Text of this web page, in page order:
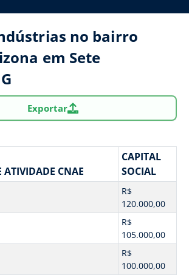
no bairro
em Sete
Exportar
ATIVIDADE CNAE
CAPITAL
SOCIAL
R$
120.000,00
R$
105.000,00
R$
100.000,00